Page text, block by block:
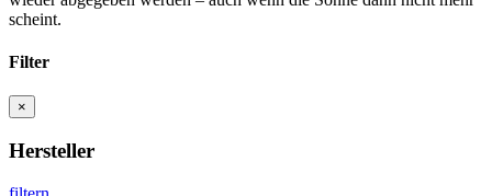
scheint.
Filter
×
Hersteller